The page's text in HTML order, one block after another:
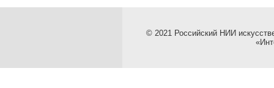
© 2021 Российский НИИ